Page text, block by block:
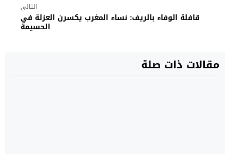
التالي
قافلة الوفاء بالريف: نساء المغرب يكسرن العزلة في
الحسيمة
مقالات ذات صلة